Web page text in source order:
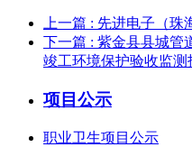
上一篇 : 先进电子（珠
下一篇 : 紫金县县城管
竣工环境保护验收监测
项目公示
职业卫生项目公示